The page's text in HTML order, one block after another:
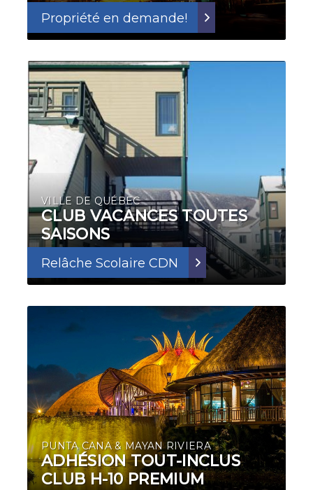
Propriété en demande!
VILLE DE QUÉBEC
CLUB VACANCES TOUTES
SAISONS
Relâche Scolaire CDN
PUNTA CANA & MAYAN RIVIERA
ADHÉSION TOUT-INCLUS
CLUB H-10 PREMIUM